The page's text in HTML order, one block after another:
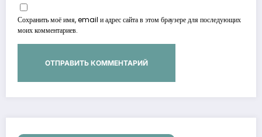
Сохранить моё имя, email и адрес сайта в этом браузере для последующих
моих комментариев.